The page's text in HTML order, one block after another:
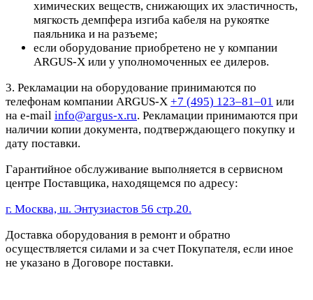
химических веществ, снижающих их эластичность,
мягкость демпфера изгиба кабеля на рукоятке
паяльника и на разъеме;
если оборудование приобретено не у компании
ARGUS-X или у уполномоченных ее дилеров.
3. Рекламации на оборудование принимаются по
телефонам компании ARGUS-X +7 (495) 123–81–01 или
на e-mail info@argus-x.ru. Рекламации принимаются при
наличии копии документа, подтверждающего покупку и
дату поставки.
Гарантийное обслуживание выполняется в сервисном
центре Поставщика, находящемся по адресу:
г. Москва, ш. Энтузиастов 56 стр.20.
Доставка оборудования в ремонт и обратно
осуществляется силами и за счет Покупателя, если иное
не указано в Договоре поставки.